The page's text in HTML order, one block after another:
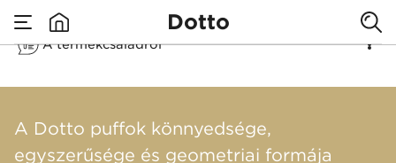
Dotto
A termékcsaládról
Dotto
​A Dotto puffok könnyedsége,
egyszerűsége és geometriai formája